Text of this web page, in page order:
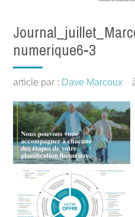
numerique6-3
article par : Dave Marcoux